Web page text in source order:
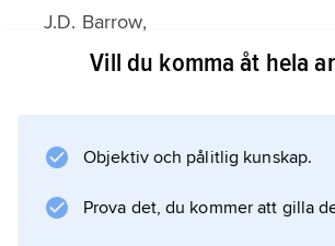
J.D. Barrow,
Universums födelse
Vill du komma åt hela
Objektiv och pålitlig kunskap.
Prova det, du kommer att gilla